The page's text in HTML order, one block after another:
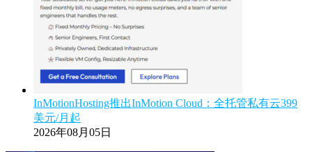
InMotionHosting推出InMotion Cloud：全托管私有云399
美元/月起
2026年08月05日